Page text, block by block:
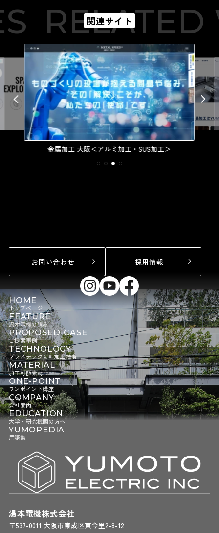
RELATED
関連サイト
金属加工 大阪＜アルミ加工・SUS加工＞
お問い合わせ 採用情報
HOME
トップページ
FEATURE
湯本電機の強み
PROPOSED-CASE
ご提案事例
TECHNOLOGY
プラスチック切削加工技術
MATERIAL
加工可能素材
ONE-POINT
ワンポイント講座
COMPANY
会社案内
EDUCATION
大学・研究機関の方へ
YUMOPEDIA
用語集
湯本電機株式会社
〒537-0011 大阪市東成区東今里2-8-12